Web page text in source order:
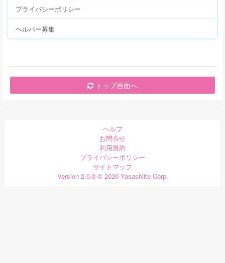
プライバシーポリシー
ヘルパー募集
トップ画面へ
ヘルプ
お問合せ
利用規約
プライバシーポリシー
サイトマップ
Version 2.0.0 © 2020 Yasashiite Corp.